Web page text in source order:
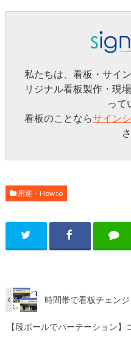
私たちは、看板・サイ
リジナル看板製作・現
って
看板のことならサイン
用途・How to
時間帯で看板チェン
【段ボールでパーテーション